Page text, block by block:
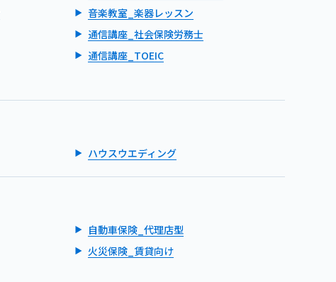
音楽教室_楽器レッスン
通信講座_社会保険労務士
通信講座_TOEIC
ハウスウエディング
自動車保険_代理店型
火災保険_賃貸向け